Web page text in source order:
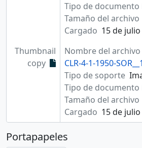
Tipo de documento
Tamaño del archivo
Cargado 15 de
Thumbnail
copy
Nombre del archivo
CLR-4-1-1950-
Tipo de soporte
Tipo de documento
Tamaño del archivo
Cargado 15 de
Portapapeles